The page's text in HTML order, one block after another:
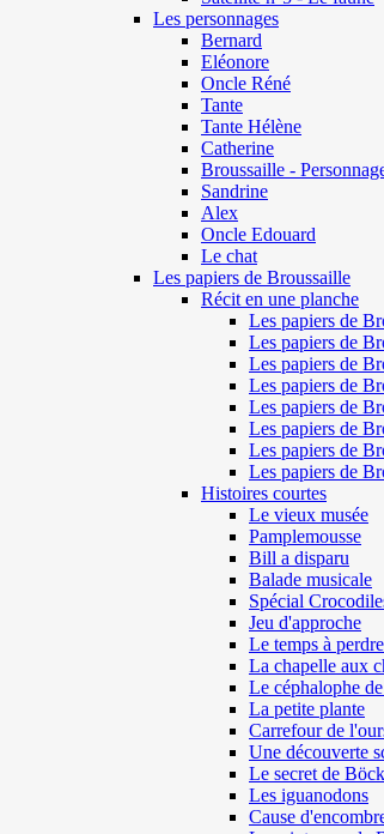
Les personnages
Bernard
Eléonore
Oncle Réné
Tante
Tante Hélène
Catherine
Broussaille -
Sandrine
Alex
Oncle Edouard
Le chat
Les papiers de Broussaille
Récit en une planche
Les papiers de
Les papiers de
Les papiers de
Les papiers de
Les papiers de
Les papiers de
Les papiers de
Les papiers de
Histoires courtes
Le vieux musée
Pamplemousse
Bill a disparu
Balade musicale
Spécial
Jeu d'approche
Le temps à
La chapelle aux
Le céphalophe
La petite plante
Carrefour de
Une découverte
Le secret de
Les iguanodons
Cause